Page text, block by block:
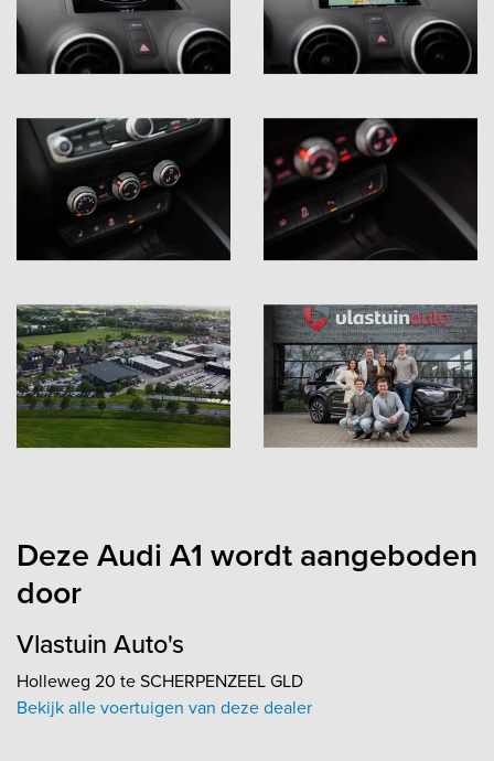
Deze Audi A1 wordt aangeboden
door
Vlastuin Auto's
Holleweg 20 te SCHERPENZEEL GLD
Bekijk alle voertuigen van deze dealer